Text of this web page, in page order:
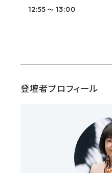
12:55 ～ 13:00
登壇者プロフィール